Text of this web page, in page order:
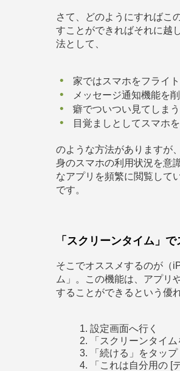
さて、どのようにすればこ
すことができればそれに越
法として、
家ではスマホをフライ
メッセージ通知機能を
癖でついつい見てしま
目覚ましとしてスマホ
のような方法がありますが
身のスマホの利用状況を意
なアプリを頻繁に閲覧して
です。
「スクリーンタイム」
そこでオススメするのが（
ム」。この機能は、アプリ
することができるという優
設定画面へ行く
「スクリーンタイ
「続ける」をタップ
「これは自分用の [